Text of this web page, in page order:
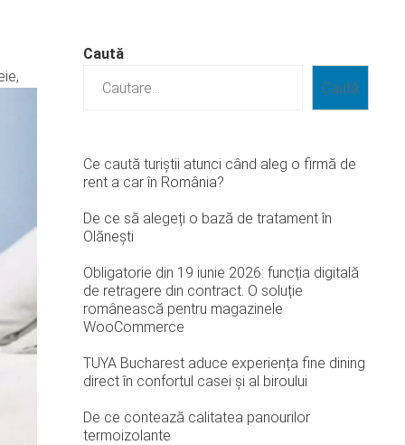
Caută
Caută
Ce caută turiștii atunci când aleg o firmă de
rent a car în România?
De ce să alegeți o bază de tratament în
Olănești
Obligatorie din 19 iunie 2026: funcția digitală
de retragere din contract. O soluție
românească pentru magazinele
WooCommerce
TUYA Bucharest aduce experiența fine dining
direct în confortul casei și al biroului
De ce contează calitatea panourilor
termoizolante